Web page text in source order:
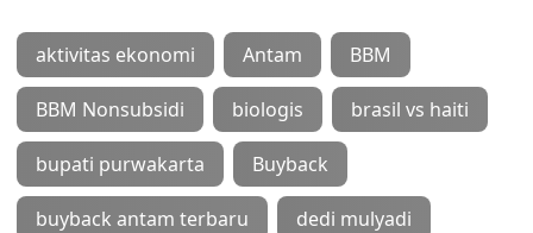
aktivitas ekonomi Antam BBM
BBM Nonsubsidi biologis brasil vs haiti
bupati purwakarta Buyback
buyback antam terbaru dedi mulyadi